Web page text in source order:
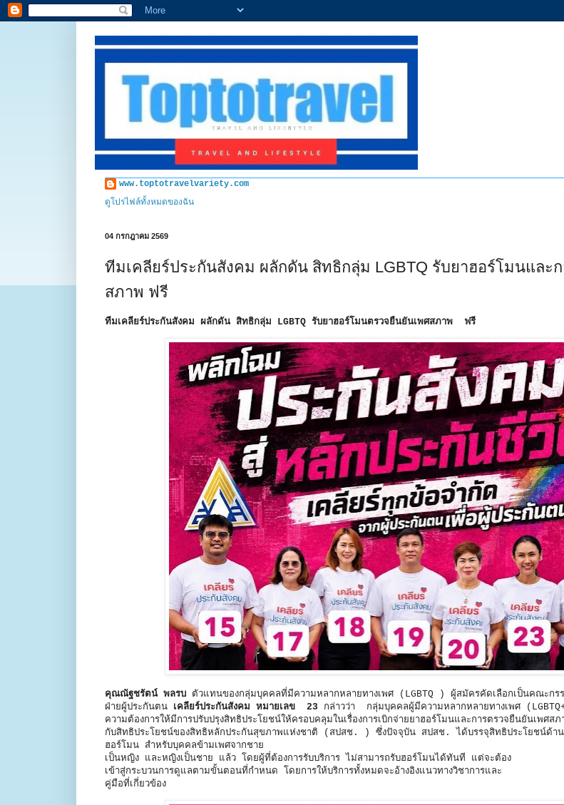
www.toptotravelvariety.com
ดูโปรไฟล์ทั้งหมดของฉัน
04 กรกฎาคม 2569
ทีมเคลียร์ประกันสังคม ผลักดัน สิทธิกลุ่ม LGBTQ รับยาฮอร์โมนและ
สภาพ ฟรี
ทีมเคลียร์ประกันสังคม ผลักดัน สิทธิกลุ่ม LGBTQ รับยาฮอร์โมนตรวจยืนยันเพศสภาพ ฟรี
คุณณัฐชรัตน์ พลรบ ตัวแทนของกลุ่มบุคคลที่มีความหลากหลายทางเพศ (LGBTQ ) ผู้สมัครคัดเลือกเป็นคณะก
ฝ่ายผู้ประกันตน เคลียร์ประกันสังคม หมายเลข 23 กล่าวว่า กลุ่มบุคคลผู้มีความหลากหลายทางเพศ
ความต้องการให้มีการปรับปรุงสิทธิประโยชน์ให้ครอบคลุมในเรื่องการเบิกจ่ายยาฮอร์โมนและการตรวจยืนยันเพศส
กับสิทธิประโยชน์ของสิทธิหลักประกันสุขภาพแห่งชาติ (สปสช. ) ซึ่งปัจจุบัน สปสช. ได้บรรจุสิทธิประโยชน์ด้าน
ฮอร์โมน สำหรับบุคคลข้ามเพศจากชาย
เป็นหญิง และหญิงเป็นชาย แล้ว โดยผู้ที่ต้องการรับบริการ ไม่สามารถรับฮอร์โมนได้ทันที แต่จะต้อง
เข้าสู่กระบวนการดูแลตามขั้นตอนที่กำหนด โดยการให้บริการทั้งหมดจะอ้างอิงแนวทางวิชาการและ
คู่มือที่เกี่ยวข้อง